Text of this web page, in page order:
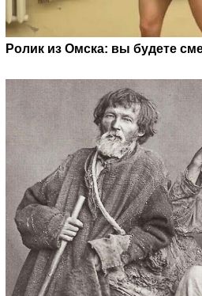
Ролик из Омска: вы будете